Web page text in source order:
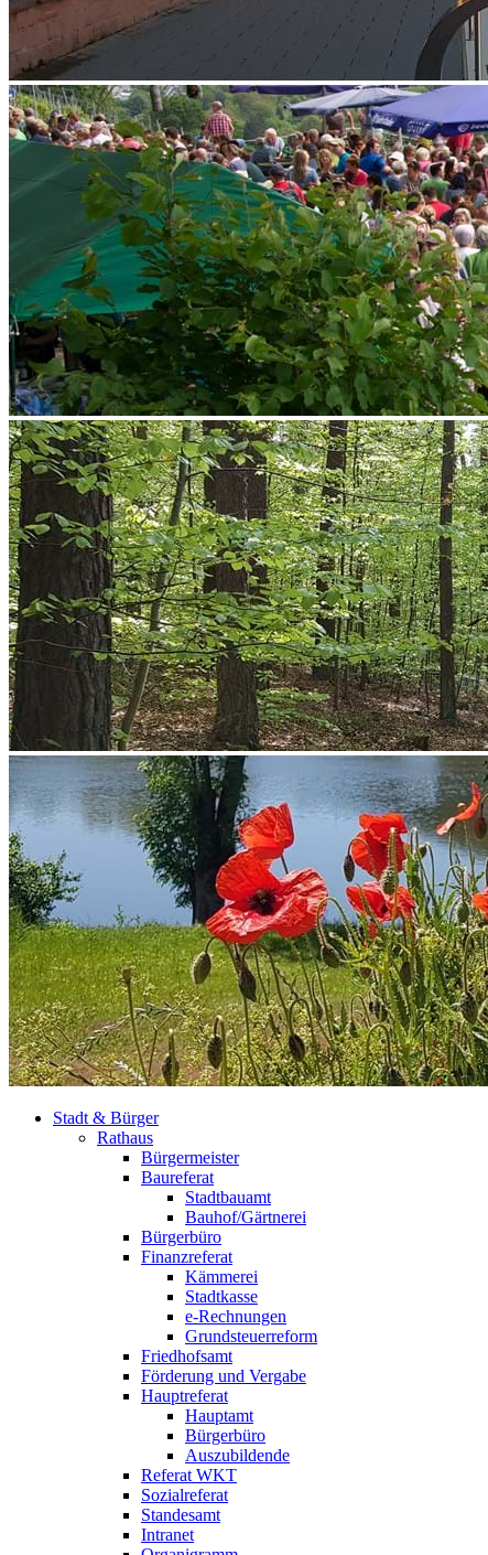
Stadt & Bürger
Rathaus
Bürgermeister
Baureferat
Stadtbauamt
Bauhof/Gärtnerei
Bürgerbüro
Finanzreferat
Kämmerei
Stadtkasse
e-Rechnungen
Grundsteuerreform
Friedhofsamt
Förderung und Vergabe
Hauptreferat
Hauptamt
Bürgerbüro
Auszubildende
Referat WKT
Sozialreferat
Standesamt
Intranet